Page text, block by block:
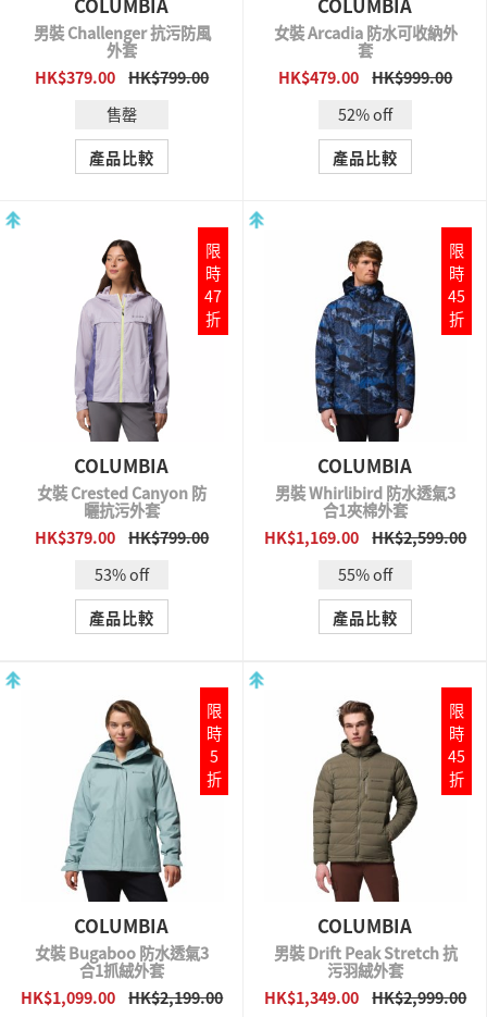
QUICK VIEW
男裝 Challenger 抗污防風
外套
HK$379.00 HK$799.00
售罄
產品比較
QUICK VIEW
女裝 Arcadia 防水可收納外
套
HK$479.00 HK$999.00
52% off
產品比較
QUICK VIEW
COLUMBIA
女裝 Crested Canyon 防
曬抗污外套
HK$379.00 HK$799.00
53% off
產品比較
限
時
47
折
QUICK VIEW
COLUMBIA
男裝 Whirlibird 防水透氣3
合1夾棉外套
HK$1,169.00 HK$2,599.00
55% off
產品比較
限
時
45
折
QUICK VIEW
COLUMBIA
女裝 Bugaboo 防水透氣3
合1抓絨外套
HK$1,099.00 HK$2,199.00
限
時
5
折
QUICK VIEW
COLUMBIA
男裝 Drift Peak Stretch 抗
污羽絨外套
HK$1,349.00 HK$2,999.00
限
時
45
折